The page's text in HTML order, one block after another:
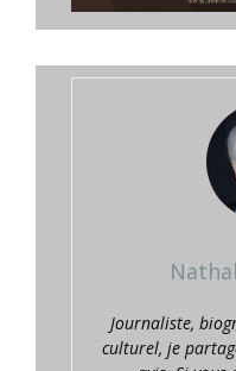
Journaliste,
culturel, je